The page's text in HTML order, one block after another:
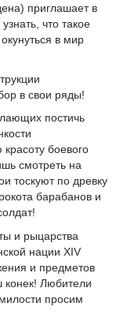
приглашает в
что такое
в мир
в свои ряды!
постичь
боевого
смотреть на
тоскуют по древку
барабанов и
и рыцарства
нации XIV
и предметов
Любители
просим